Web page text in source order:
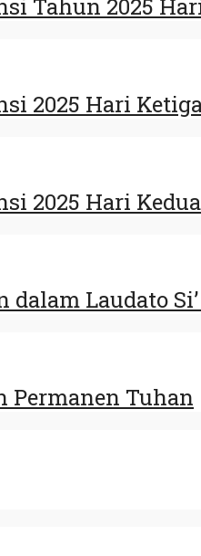
Tahun 2025
2025 Hari
2025 Hari Kedua
dalam Laudato
Permanen Tuhan